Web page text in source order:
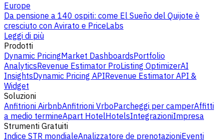
Europe
Da pensione a 140 ospiti: come El Sueño del Quijote è
cresciuto con Avirato e PriceLabs
Leggi di più
Prodotti
Dynamic PricingMarket DashboardsPortfolio
AnalyticsRevenue Estimator ProListing OptimizerAI
InsightsDynamic Pricing APIRevenue Estimator API &
Widget
Soluzioni
Anfitrioni AirbnbAnfitrioni VrboParcheggi per camperAffitti
a medio termineApart HotelHotelsIntegrazioniImpresa
Strumenti Gratuiti
Indice STR mondialeAnalizzatore de prenotazioniEventi